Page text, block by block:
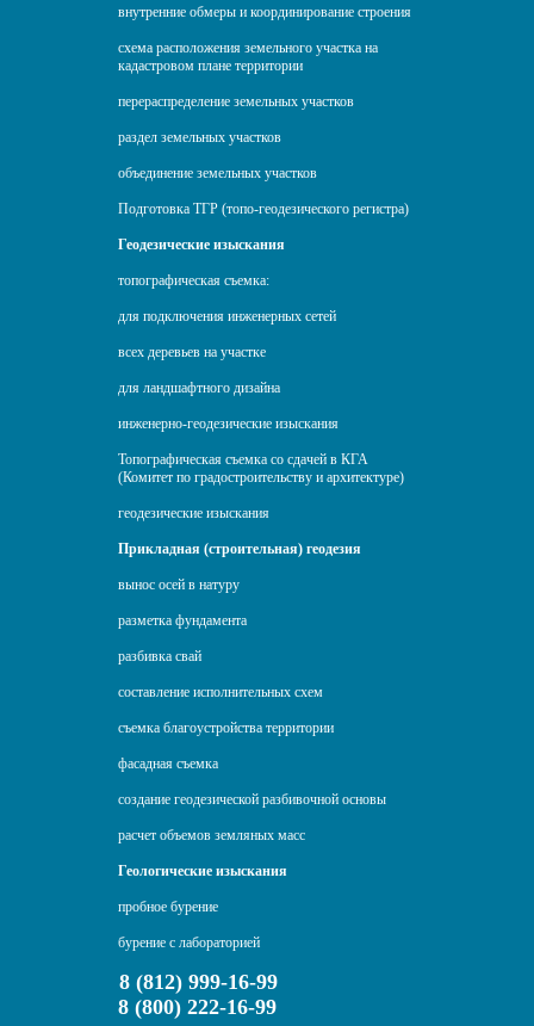
внутренние обмеры и координирование строения
схема расположения земельного участка на
кадастровом плане территории
перераспределение земельных участков
раздел земельных участков
объединение земельных участков
Подготовка ТГР (топо-геодезического регистра)
Геодезические изыскания
топографическая съемка:
для подключения инженерных сетей
всех деревьев на участке
для ландшафтного дизайна
инженерно-геодезические изыскания
Топографическая съемка со сдачей в КГА
(Комитет по градостроительству и архитектуре)
геодезические изыскания
Прикладная (строительная) геодезия
вынос осей в натуру
разметка фундамента
разбивка свай
составление исполнительных схем
съемка благоустройства территории
фасадная съемка
создание геодезической разбивочной основы
расчет объемов земляных масс
Геологические изыскания
пробное бурение
бурение с лабораторией
8 (812) 999-16-99
8 (800) 222-16-99